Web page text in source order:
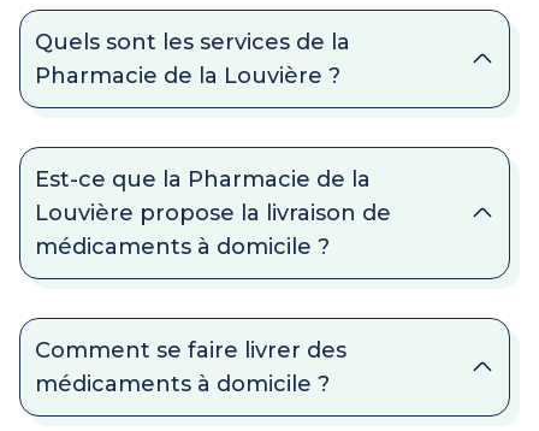
Quels sont les services de la
Pharmacie de la Louvière ?
Est-ce que la Pharmacie de la
Louvière propose la livraison de
médicaments à domicile ?
Comment se faire livrer des
médicaments à domicile ?